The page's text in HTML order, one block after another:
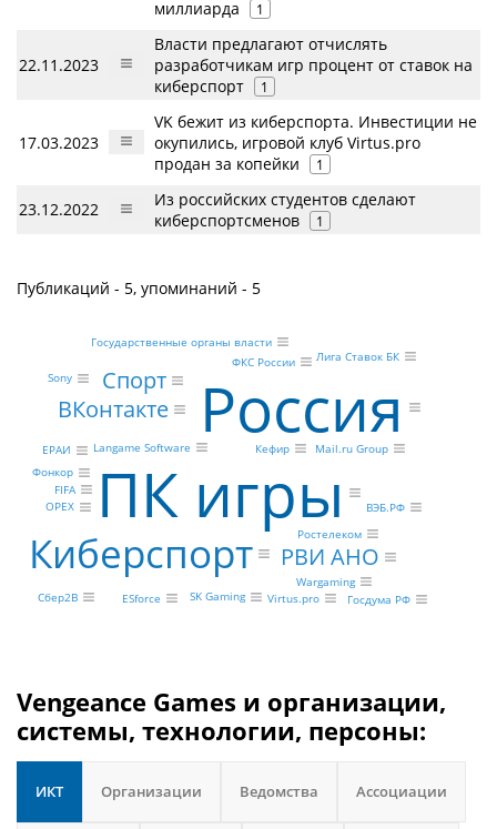
миллиарда
1
22.11.2023
Власти предлагают отчислять
разработчикам игр процент от ставок на
киберспорт
1
17.03.2023
VK бежит из киберспорта. Инвестиции не
окупились, игровой клуб Virtus.pro
продан за копейки
1
23.12.2022
Из российских студентов сделают
киберспортсменов
1
Публикаций - 5, упоминаний - 5
ПК игры
Россия
Киберспорт
ВКонтакте
РВИ АНО
Спорт
Кефир
Langame Software
Ростелеком
Mail.ru Group
Sony
Wargaming
Сбер2В
ESforce SK Gaming Virtus.pro
Лига Ставок БК
ЕРАИ
Фонкор
Госдума РФ
Государственные органы власти
ВЭБ.РФ
FIFA
ФКС России
OPEX
Vengeance Games и организации,
системы, технологии, персоны:
ИКТ Организации Ведомства Ассоциации